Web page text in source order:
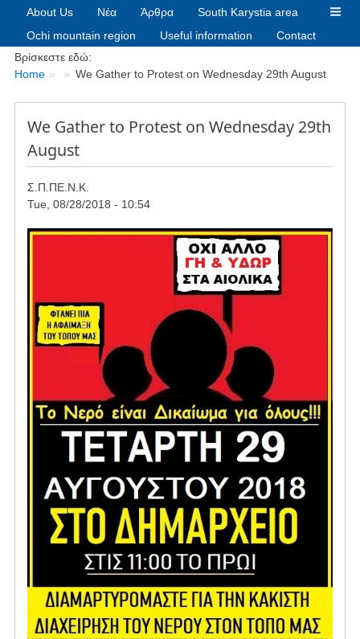
About Us Νέα Άρθρα
South Karystia area
Ochi mountain region
Useful information Contact
Breadcrumbs
Βρίσκεστε εδώ:
Home
We Gather to Protest on Wednesday 29th August
We Gather to Protest on Wednesday 29th
August
Σ.Π.ΠΕ.Ν.Κ.
Tue, 08/28/2018 - 10:54